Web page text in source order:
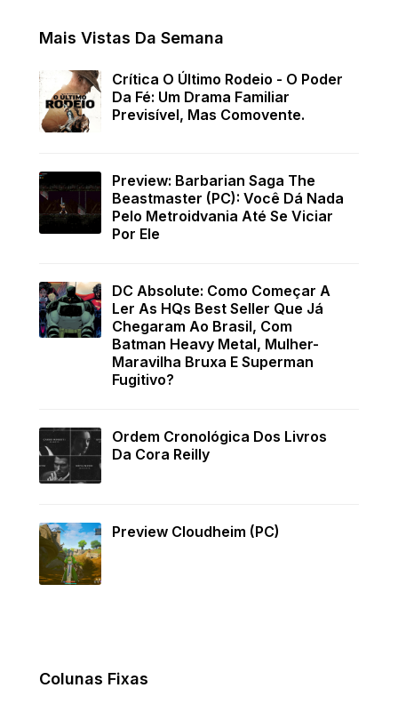
Mais Vistas Da Semana
Crítica O Último Rodeio - O Poder
Da Fé: Um Drama Familiar
Previsível, Mas Comovente.
Preview: Barbarian Saga The
Beastmaster (PC): Você Dá Nada
Pelo Metroidvania Até Se Viciar
Por Ele
DC Absolute: Como Começar A
Ler As HQs Best Seller Que Já
Chegaram Ao Brasil, Com
Batman Heavy Metal, Mulher-
Maravilha Bruxa E Superman
Fugitivo?
Ordem Cronológica Dos Livros
Da Cora Reilly
Preview Cloudheim (PC)
Colunas Fixas